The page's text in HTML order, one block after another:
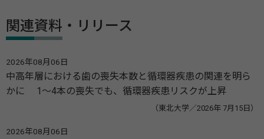
関連資料・リリース
2026年08月06日
中高年層における歯の喪失本数と循環器疾患の関連を明ら
かに 1～4本の喪失でも、循環器疾患リスクが上昇
（東北大学／2026年 7月15日）
2026年08月06日